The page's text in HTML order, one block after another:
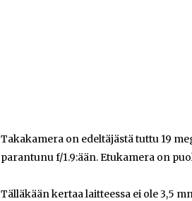
Takakamera on edeltäjästä tuttu 19
parantunu f/1.9:ään. Etukamera on
Tälläkään kertaa laitteessa ei ole 3,5